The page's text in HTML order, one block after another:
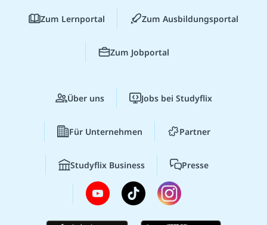
Zum Lernportal Zum Ausbildungsportal
Zum Jobportal
Über uns Jobs bei Studyflix
Für Unternehmen Partner
Studyflix Business Presse